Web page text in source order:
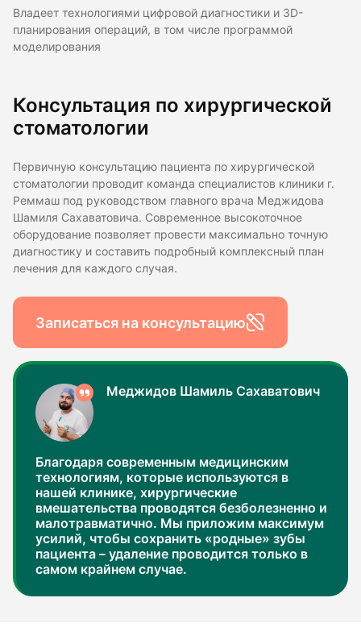
Владеет технологиями цифровой диагностики и 3D-
планирования операций, в том числе программой
моделирования
Консультация по хирургической
стоматологии
Первичную консультацию пациента по хирургической
стоматологии проводит команда специалистов клиники г.
Реммаш под руководством главного врача Меджидова
Шамиля Сахаватовича. Современное высокоточное
оборудование позволяет провести максимально точную
диагностику и составить подробный комплексный план
лечения для каждого случая.
Записаться на консультацию
Меджидов Шамиль Сахаватович
Благодаря современным медицинским
технологиям, которые используются в
нашей клинике, хирургические
вмешательства проводятся безболезненно и
малотравматично. Мы приложим максимум
усилий, чтобы сохранить «родные» зубы
пациента – удаление проводится только в
самом крайнем случае.